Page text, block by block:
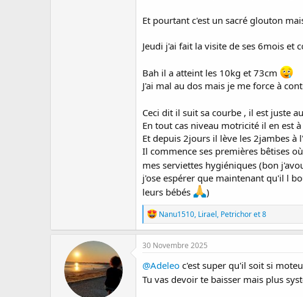
Et pourtant c'est un sacré glouton
Jeudi j'ai fait la visite de ses 6mois et
Bah il a atteint les 10kg et 73cm
J'ai mal au dos mais je me force à
Ceci dit il suit sa courbe , il est juste
En tout cas niveau motricité il en est
Et depuis 2jours il lève les 2jambes
Il commence ses premières bêtises
mes serviettes hygiéniques (bon
j'ose espérer que maintenant qu'il l
leurs bébés
)
R
é
a
c
i
o
n
Nanu1510, Lirael, Petrichoret 8
30 Novembre 2025
@Adeleo c'est super qu'il soit si
Tu vas devoir te baisser mais plus